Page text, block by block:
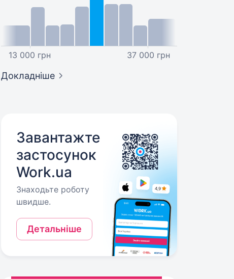
13 000 грн 37 000 грн
Докладніше
Завантажте
застосунок
Work.ua
Знаходьте роботу
швидше.
Детальніше